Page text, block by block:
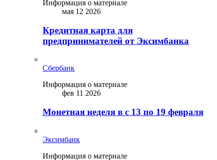
Информация о материале
мая 12 2026
Кредитная карта для
предпринимателей от Эксимбанка
Сбербанк
Информация о материале
фев 11 2026
Монетная неделя в с 13 по 19 февраля
Эксимбанк
Информация о материале